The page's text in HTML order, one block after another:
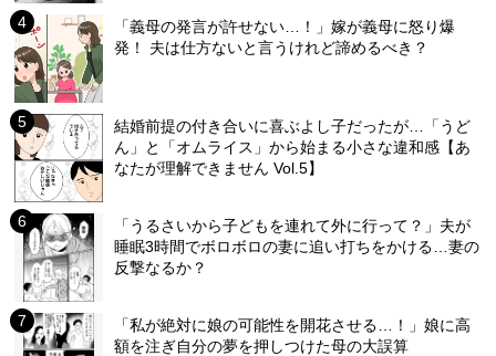
「義母の発言が許せない…！」嫁が義母に怒り爆
発！ 夫は仕方ないと言うけれど諦めるべき？
結婚前提の付き合いに喜ぶよし子だったが…「うど
ん」と「オムライス」から始まる小さな違和感【あ
なたが理解できません Vol.5】
「うるさいから子どもを連れて外に行って？」夫が
睡眠3時間でボロボロの妻に追い打ちをかける…妻の
反撃なるか？
「私が絶対に娘の可能性を開花させる…！」娘に高
額を注ぎ自分の夢を押しつけた母の大誤算